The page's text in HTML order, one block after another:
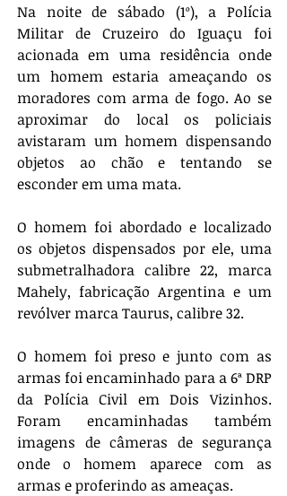
Na noite de sábado (1º), a Polícia
Militar de Cruzeiro do Iguaçu foi
acionada em uma residência onde
um homem estaria ameaçando os
moradores com arma de fogo. Ao se
aproximar do local os policiais
avistaram um homem dispensando
objetos ao chão e tentando se
esconder em uma mata.
O homem foi abordado e localizado
os objetos dispensados por ele, uma
submetralhadora calibre 22, marca
Mahely, fabricação Argentina e um
revólver marca Taurus, calibre 32.
O homem foi preso e junto com as
armas foi encaminhado para a 6ª DRP
da Polícia Civil em Dois Vizinhos.
Foram encaminhadas também
imagens de câmeras de segurança
onde o homem aparece com as
armas e proferindo as ameaças.